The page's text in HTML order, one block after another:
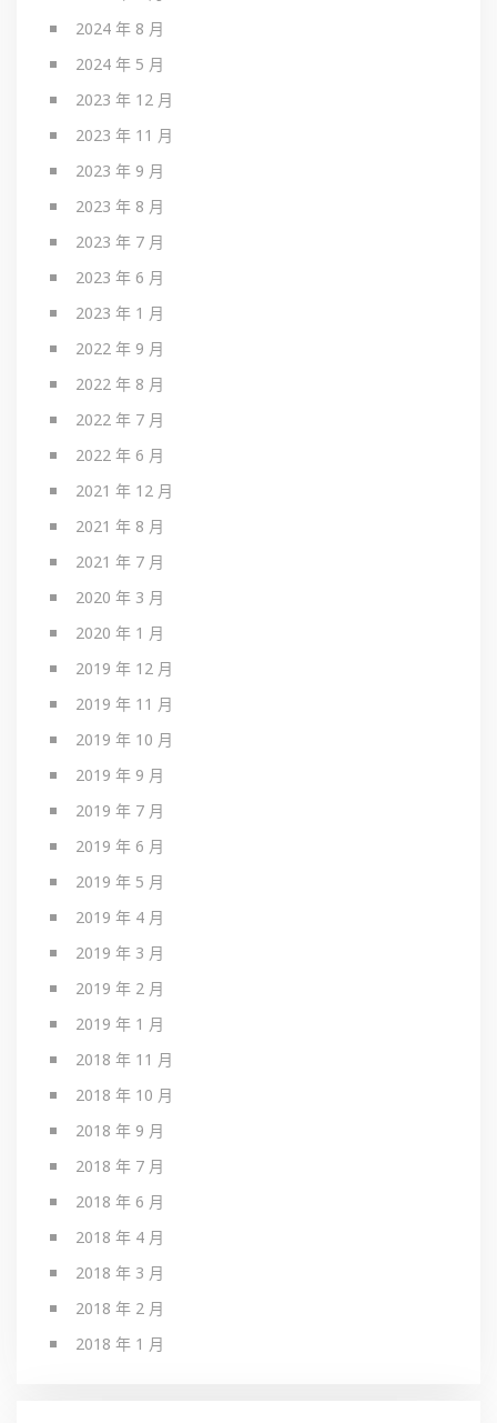
2024 年 8 月
2024 年 5 月
2023 年 12 月
2023 年 11 月
2023 年 9 月
2023 年 8 月
2023 年 7 月
2023 年 6 月
2023 年 1 月
2022 年 9 月
2022 年 8 月
2022 年 7 月
2022 年 6 月
2021 年 12 月
2021 年 8 月
2021 年 7 月
2020 年 3 月
2020 年 1 月
2019 年 12 月
2019 年 11 月
2019 年 10 月
2019 年 9 月
2019 年 7 月
2019 年 6 月
2019 年 5 月
2019 年 4 月
2019 年 3 月
2019 年 2 月
2019 年 1 月
2018 年 11 月
2018 年 10 月
2018 年 9 月
2018 年 7 月
2018 年 6 月
2018 年 4 月
2018 年 3 月
2018 年 2 月
2018 年 1 月